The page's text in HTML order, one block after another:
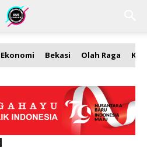
Ekonomi Bekasi Olah Raga